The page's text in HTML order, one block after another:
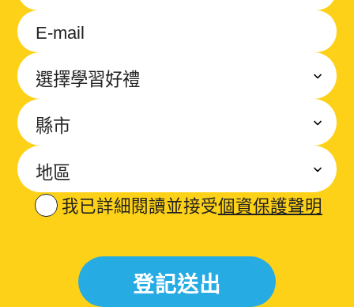
我已詳細閱讀並接受個資保護聲明
登記送出